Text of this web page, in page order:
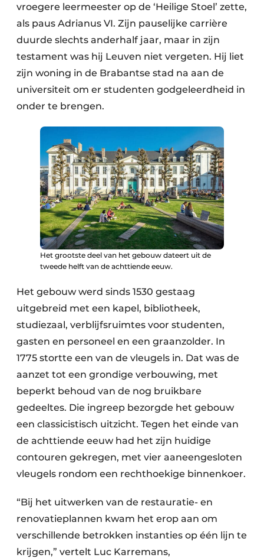
vroegere leermeester op de ‘Heilige Stoel’ zette,
als paus Adrianus VI. Zijn pauselijke carrière
duurde slechts anderhalf jaar, maar in zijn
testament was hij Leuven niet vergeten. Hij liet
zijn woning in de Brabantse stad na aan de
universiteit om er studenten godgeleerdheid in
onder te brengen.
Het grootste deel van het gebouw dateert uit de
tweede helft van de achttiende eeuw.
Het gebouw werd sinds 1530 gestaag
uitgebreid met een kapel, bibliotheek,
studiezaal, verblijfsruimtes voor studenten,
gasten en personeel en een graanzolder. In
1775 stortte een van de vleugels in. Dat was de
aanzet tot een grondige verbouwing, met
beperkt behoud van de nog bruikbare
gedeeltes. Die ingreep bezorgde het gebouw
een classicistisch uitzicht. Tegen het einde van
de achttiende eeuw had het zijn huidige
contouren gekregen, met vier aaneengesloten
vleugels rondom een rechthoekige binnenkoer.
“Bij het uitwerken van de restauratie- en
renovatieplannen kwam het erop aan om
verschillende betrokken instanties op één lijn te
krijgen,” vertelt Luc Karremans,